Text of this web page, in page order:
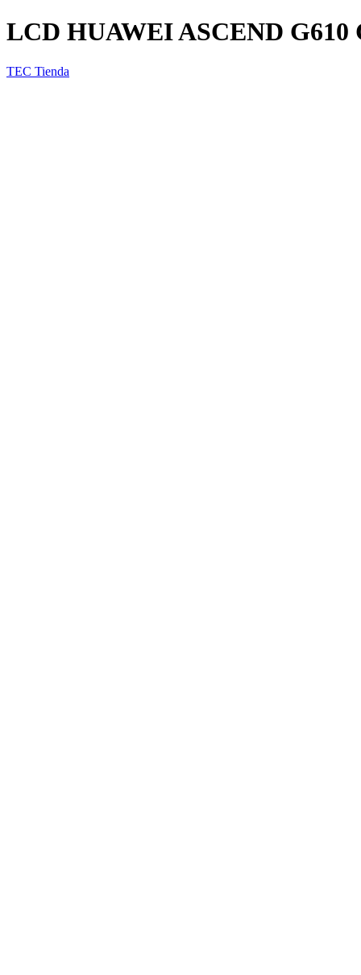
LCD HUAWEI ASCEND
TEC Tienda